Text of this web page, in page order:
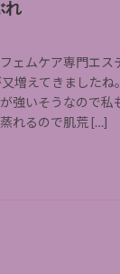
れ
ェムケア専門エ
増えてきました
強いそうなので私
れるので肌荒 […]